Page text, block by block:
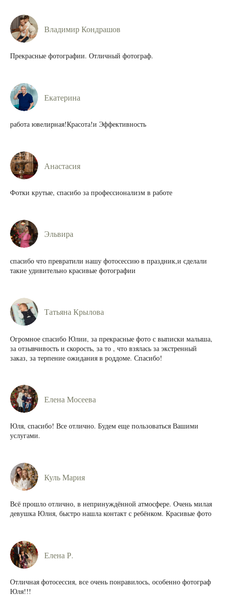
Владимир Кондрашов
Прекрасные фотографии. Отличный фотограф.
Екатерина
работа ювелирная!Красота!и Эффективность
Анастасия
Фотки крутые, спасибо за профессионализм в работе
Эльвира
спасибо что превратили нашу фотосессию в праздник,и сделали
такие удивительно красивые фотографии
Татьяна Крылова
Огромное спасибо Юлии, за прекрасные фото с выписки малыша,
за отзывчивость и скорость, за то , что взялась за экстренный
заказ, за терпение ожидания в роддоме. Спасибо!
Елена Мосеева
Юля, спасибо! Все отлично. Будем еще пользоваться Вашими
услугами.
Куль Мария
Всё прошло отлично, в непринуждённой атмосфере. Очень милая
девушка Юлия, быстро нашла контакт с ребёнком. Красивые фото
Елена Р.
Отличная фотосессия, все очень понравилось, особенно фотограф
Юля!!!